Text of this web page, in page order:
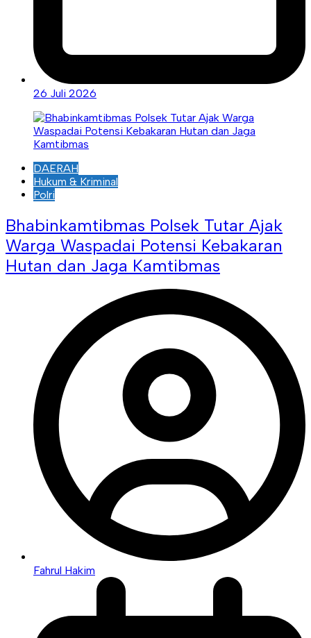
26 Juli 2026
DAERAH
Hukum & Kriminal
Polri
Bhabinkamtibmas Polsek Tutar Ajak
Warga Waspadai Potensi Kebakaran
Hutan dan Jaga Kamtibmas
Fahrul Hakim